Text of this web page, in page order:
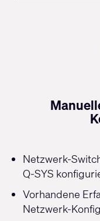
Netzwerk-
Q-SYS
Vorhandene
Netzwerk-